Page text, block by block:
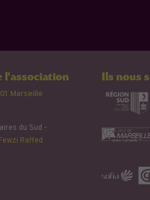
l'association
Marseille
du Sud -
Fewzi Raffed
Ils nous